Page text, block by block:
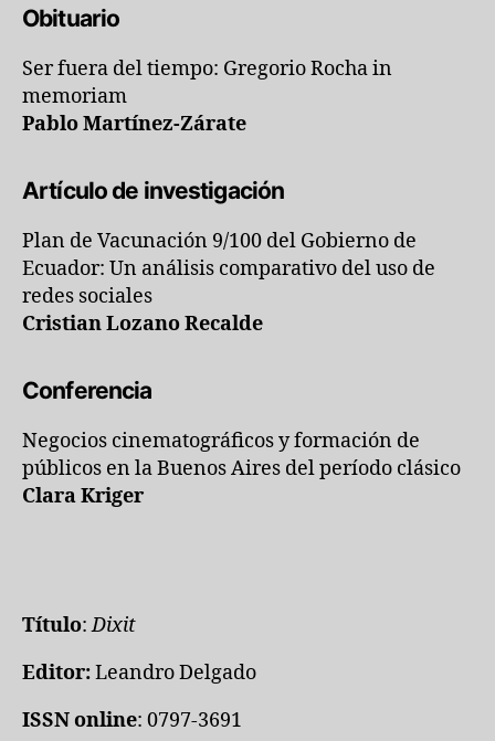
Obituario
Ser fuera del tiempo: Gregorio Rocha in
memoriam
Pablo Martínez-Zárate
Artículo de investigación
Plan de Vacunación 9/100 del Gobierno de
Ecuador: Un análisis comparativo del uso de
redes sociales
Cristian Lozano Recalde
Conferencia
Negocios cinematográficos y formación de
públicos en la Buenos Aires del período clásico
Clara Kriger
Título:Dixit
Editor:Leandro Delgado
ISSN online: 0797-3691